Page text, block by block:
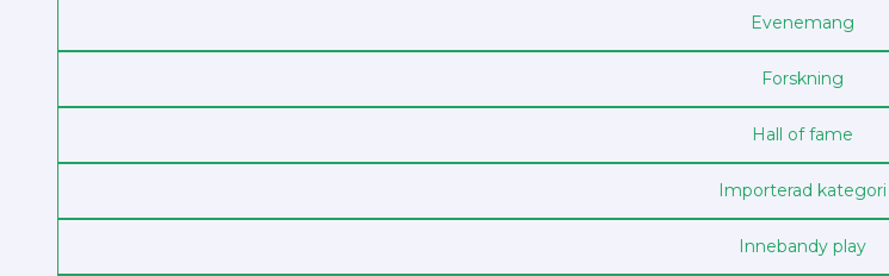
Evenemang
Forskning
Hall of fame
Importerad kategori
Innebandy play